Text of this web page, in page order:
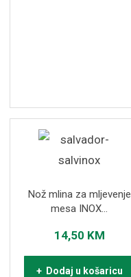
Nož mlina za mljevenje
mesa INOX...
14,50 KM
+ Dodaj u košaricu